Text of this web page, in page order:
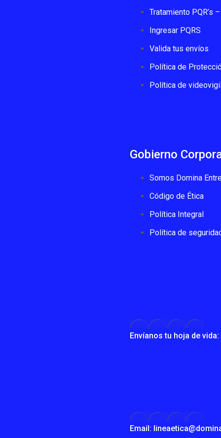
Tratamiento PQR’s
Ingresar PQRS
Valida tus envíos
Política de
Política de
Gobierno
Somos Domina
Código de Ética
Política Integral
Política de
Envíanos tu hoja de
Email: